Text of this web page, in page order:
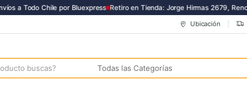
a Todo Chile por Bluexpress Retiro en Tienda: Jorge Hirmas 2679, Renca
Ubicación